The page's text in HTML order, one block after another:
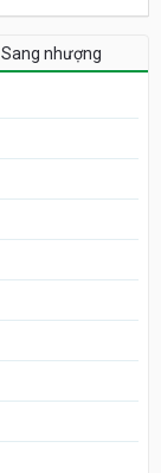
Sang nhượng